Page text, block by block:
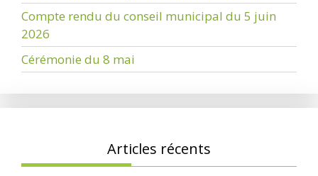
Compte rendu du conseil municipal du 5 juin
2026
Cérémonie du 8 mai
Articles récents